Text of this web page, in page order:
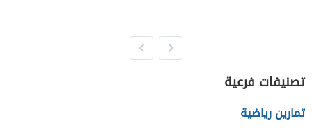
تصنيفات فرعية
تمارين رياضية